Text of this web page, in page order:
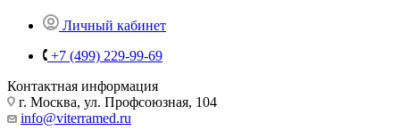
Личный кабинет
+7 (499) 229-99-69
Контактная информация
г. Москва, ул. Профсоюзная, 104
info@viterramed.ru